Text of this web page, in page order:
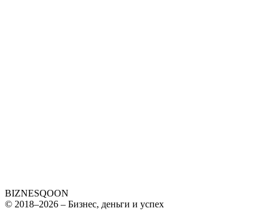
BIZNESQOON
© 2018–2026 – Бизнес, деньги и успех